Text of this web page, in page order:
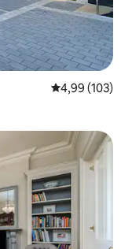
Évaluation
4,99 (103)